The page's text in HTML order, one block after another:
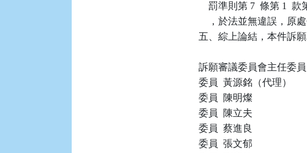
罰準則第 7  條第 1
，於法並無違誤，原
五、綜上論結，本件訴
訴願審議委員會主任委員
委員  黃源銘（代理）
委員  陳明燦
委員  陳立夫
委員  蔡進良
委員  張文郁